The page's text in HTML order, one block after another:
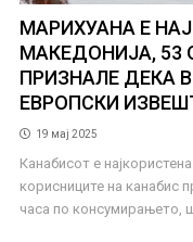
МАРИХУАНА Е
МАКЕДОНИЈА,
ПРИЗНАЛЕ ДЕКА
ЕВРОПСКИ
19 мај 2025
Канабисот е
корисниците на канабис
часа по консумирањето,